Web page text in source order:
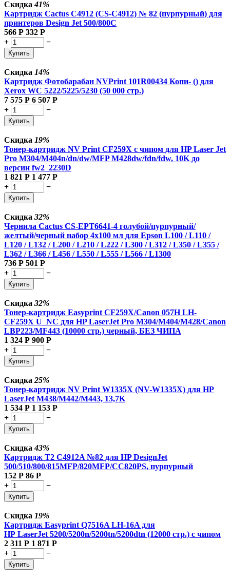
Скидка41%
Картридж Cactus C4912 (CS-C4912) № 82 (пурпурный) для
принтеров Design Jet 500/800C
566 Р 332 Р
+
−
Купить
Скидка 14%
Картридж Фотобарабан NVPrint 101R00434 Копи- () для
Xerox WC 5222/5225/5230 (50 000 стр.)
7 575 Р 6 507 Р
+
−
Купить
Скидка 19%
Тонер-картридж NV Print CF259X с чипом для HP Laser Jet
Pro M304/M404n/dn/dw/MFP M428dw/fdn/fdw, 10K до
версии fw2_2230D
1 821 Р 1 477 Р
+
−
Купить
Скидка 32%
Чернила Cactus CS-EPT6641-4 голубой/пурпурный/
желтый/черный набор 4x100 мл для Epson L100 / L110 /
L120 / L132 / L200 / L210 / L222 / L300 / L312 / L350 / L355 /
L362 / L366 / L456 / L550 / L555 / L566 / L1300
736 Р 501 Р
+
−
Купить
Скидка 32%
Тонер-картридж Easyprint CF259X/Canon 057H LH-
CF259X U_NC для HP LaserJet Pro M304/M404/M428/Canon
LBP223/MF443 (10000 стр.) черный, БЕЗ ЧИПА
1 324 Р 900 Р
+
−
Купить
Скидка 25%
Тонер-картридж NV Print W1335X (NV-W1335X) для HP
LaserJet M438/M442/M443, 13,7K
1 534 Р 1 153 Р
+
−
Купить
Скидка43%
Картридж T2 C4912A №82 для HP DesignJet
500/510/800/815MFP/820MFP/CC820PS, пурпурный
152 Р 86 Р
+
−
Купить
Скидка 19%
Картридж Easyprint Q7516A LH-16A для
HP LaserJet 5200/5200n/5200tn/5200dtn (12000 стр.) с чипом
2 311 Р 1 871 Р
+
−
Купить